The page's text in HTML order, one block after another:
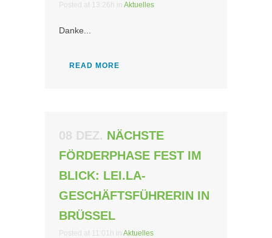
Posted at 13:26h in Aktuelles
Danke...
READ MORE
08 DEZ. NÄCHSTE
FÖRDERPHASE FEST IM
BLICK: LEI.LA-
GESCHÄFTSFÜHRERIN IN
BRÜSSEL
Posted at 11:01h in Aktuelles